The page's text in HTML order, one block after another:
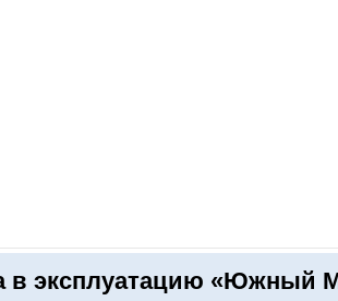
в эксплуатацию «Южный